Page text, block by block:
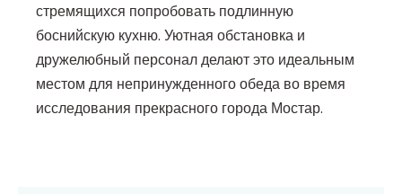
стремящихся попробовать подлинную
боснийскую кухню. Уютная обстановка и
дружелюбный персонал делают это идеальным
местом для непринужденного обеда во время
исследования прекрасного города Мостар.